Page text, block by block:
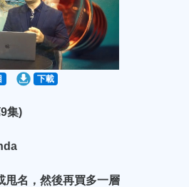
下載
集)
甩名，然後再買多一層